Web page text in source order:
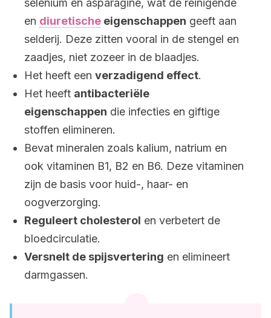
selenium en asparagine, wat de reinigende
en diuretische eigenschappen geeft aan
selderij. Deze zitten vooral in de stengel en
zaadjes, niet zozeer in de blaadjes.
Het heeft een verzadigend effect.
Het heeft antibacteriële
eigenschappen die infecties en giftige
stoffen elimineren.
Bevat mineralen zoals kalium, natrium en
ook vitaminen B1, B2 en B6. Deze vitaminen
zijn de basis voor huid-, haar- en
oogverzorging.
Reguleert cholesterol en verbetert de
bloedcirculatie.
Versnelt de spijsvertering en elimineert
darmgassen.